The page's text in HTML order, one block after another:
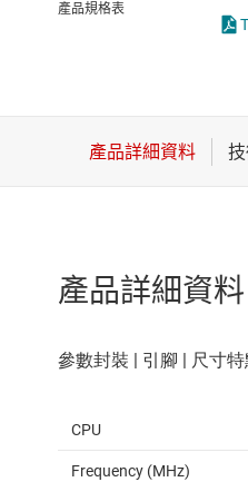
時
產品規格表
產品詳細資料
CPU
Frequency (MHz)